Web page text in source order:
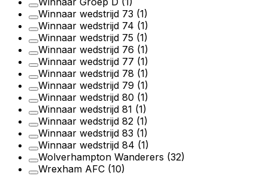
Winnaar wedstrijd 73 (1)
Winnaar wedstrijd 74 (1)
Winnaar wedstrijd 75 (1)
Winnaar wedstrijd 76 (1)
Winnaar wedstrijd 77 (1)
Winnaar wedstrijd 78 (1)
Winnaar wedstrijd 79 (1)
Winnaar wedstrijd 80 (1)
Winnaar wedstrijd 81 (1)
Winnaar wedstrijd 82 (1)
Winnaar wedstrijd 83 (1)
Winnaar wedstrijd 84 (1)
Wolverhampton Wanderers (32)
Wrexham AFC (10)